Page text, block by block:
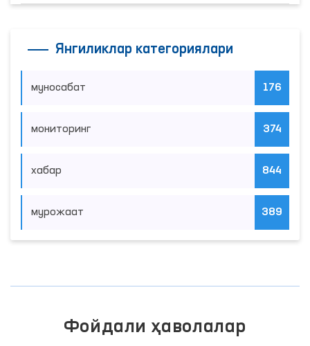
Янгиликлар категориялари
муносабат 176
мониторинг 374
хабар 844
мурожаат 389
Фойдали ҳаволалар